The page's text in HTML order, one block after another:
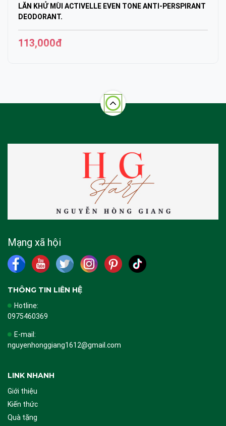
LĂN KHỬ MÙI ACTIVELLE EVEN TONE ANTI-PERSPIRANT
DEODORANT.
113,000đ
Mạng xã hội
THÔNG TIN LIÊN HỆ
Hotline:
0975460369
E-mail:
nguyenhonggiang1612@gmail.com
LINK NHANH
Giới thiệu
Kiến thức
Quà tặng